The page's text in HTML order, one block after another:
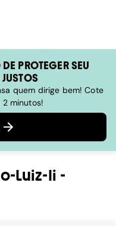
PROTEGER SEU
quem dirige bem! Cote
minutos!
Luiz-Ii -